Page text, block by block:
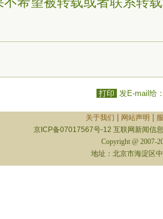
打印 发E-mail给
关于我们 网站声明
京ICP备07017567号-12 互联网新闻信
Copyright @ 2007-
地址：北京市海淀区